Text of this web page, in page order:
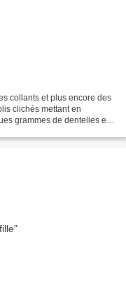
collants et plus encore des
clichés mettant en
grammes de dentelles et